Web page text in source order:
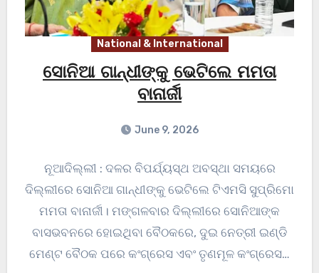
National & International
ସୋନିଆ ଗାନ୍ଧୀଙ୍କୁ ଭେଟିଲେ ମମତା
ବାନାର୍ଜୀ
June 9, 2026
ନୂଆଦିଲ୍ଲୀ : ଦଳର ବିପର୍ଯ୍ୟସ୍ଥ ଅବସ୍ଥା ସମୟରେ
ଦିଲ୍ଲୀରେ ସୋନିଆ ଗାନ୍ଧୀଙ୍କୁ ଭେଟିଲେ ଟିଏମସି ସୁପ୍ରିମୋ
ମମତା ବାନାର୍ଜୀ। ମଙ୍ଗଳବାର ଦିଲ୍ଲୀରେ ସୋନିଆଙ୍କ
ବାସଭବନରେ ହୋଇଥିବା ବୈଠକରେ, ଦୁଇ ନେତ୍ରୀ ଇଣ୍ଡି
ମେଣ୍ଟ ବୈଠକ ପରେ କଂଗ୍ରେସ ଏବଂ ତୃଣମୂଳ କଂଗ୍ରେସ…